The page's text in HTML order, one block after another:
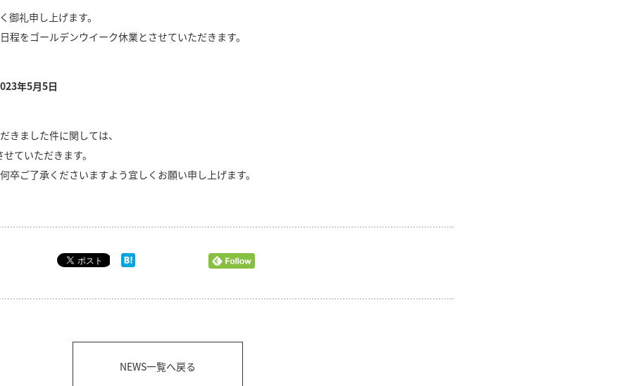
御礼申し上げます。
程をゴールデンウイーク休業とさせていただきます。
年5月5日
きました件に関しては、
ていただきます。
卒ご了承くださいますよう宜しくお願い申し上げます。
NEWS一覧へ戻る